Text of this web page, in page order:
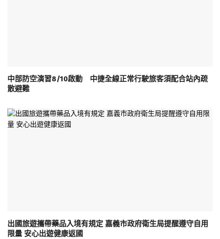
中部防空演習8/10啟動 中捷全線正常行駛旅客須配合站內疏
散避難
出國旅遊攜帶藥品入境有規定 嘉義市政府衛生局提醒遵守自用
限量 安心出遊健康返國